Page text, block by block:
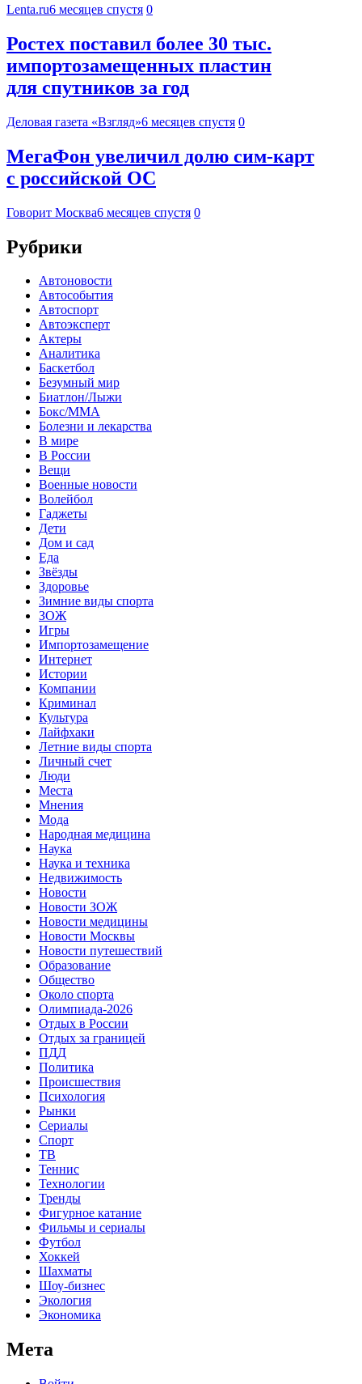
Lenta.ru6 месяцев спустя 0
Ростех поставил более 30 тыс.
импортозамещенных пластин
для спутников за год
Деловая газета «Взгляд»6 месяцев спустя 0
МегаФон увеличил долю сим‑карт
с российской ОС
Говорит Москва6 месяцев спустя 0
Рубрики
Автоновости
Автособытия
Автоспорт
Автоэксперт
Актеры
Аналитика
Баскетбол
Безумный мир
Биатлон/Лыжи
Бокс/MMA
Болезни и лекарства
В мире
В России
Вещи
Военные новости
Волейбол
Гаджеты
Дети
Дом и сад
Еда
Звёзды
Здоровье
Зимние виды спорта
ЗОЖ
Игры
Импортозамещение
Интернет
Истории
Компании
Криминал
Культура
Лайфхаки
Летние виды спорта
Личный счет
Люди
Места
Мнения
Мода
Народная медицина
Наука
Наука и техника
Недвижимость
Новости
Новости ЗОЖ
Новости медицины
Новости Москвы
Новости путешествий
Образование
Общество
Около спорта
Олимпиада-2026
Отдых в России
Отдых за границей
ПДД
Политика
Происшествия
Психология
Рынки
Сериалы
Спорт
ТВ
Теннис
Технологии
Тренды
Фигурное катание
Фильмы и сериалы
Футбол
Хоккей
Шахматы
Шоу-бизнес
Экология
Экономика
Мета